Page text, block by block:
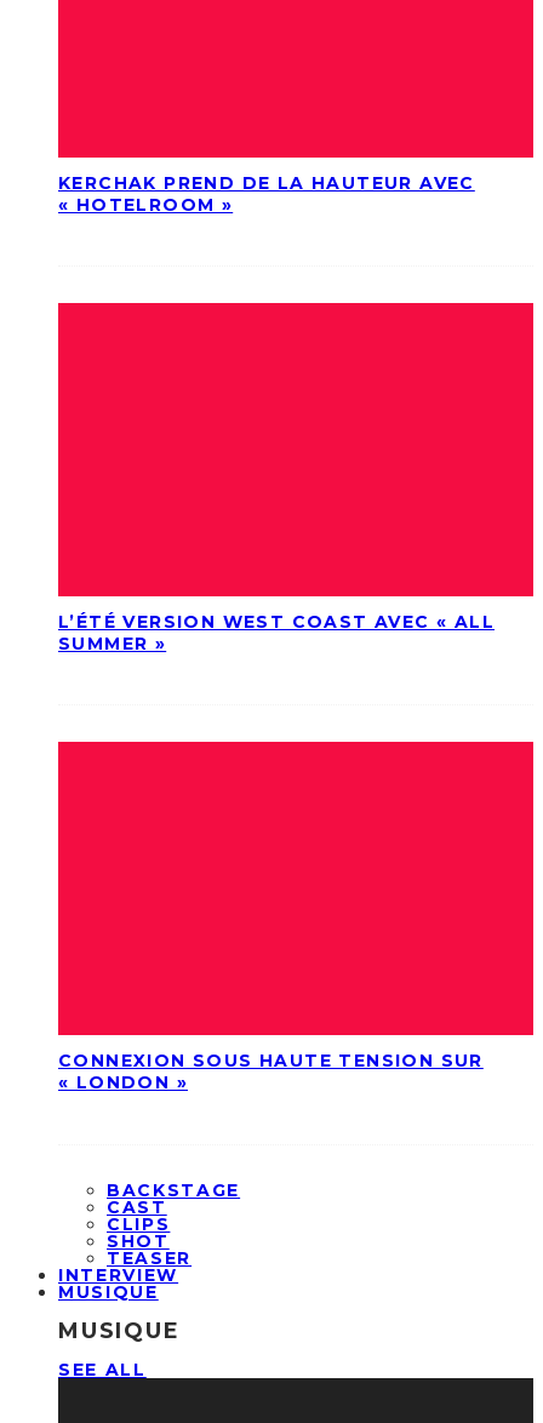
KERCHAK PREND DE LA HAUTEUR AVEC
« HOTELROOM »
L’ÉTÉ VERSION WEST COAST AVEC « ALL
SUMMER »
CONNEXION SOUS HAUTE TENSION SUR
« LONDON »
BACKSTAGE
CAST
CLIPS
SHOT
TEASER
INTERVIEW
MUSIQUE
MUSIQUE
SEE ALL